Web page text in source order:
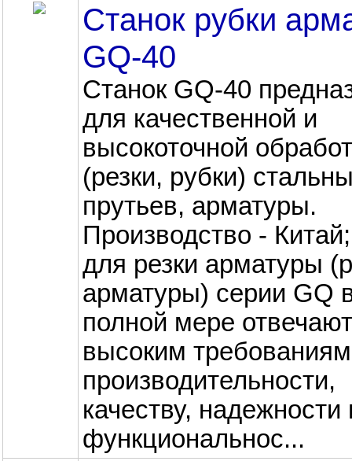
Станок рубки
GQ-40
Станок GQ-40
для качественной и
высокоточной
(резки, рубки)
прутьев, арматуры.
Производство -
для резки арматуры
арматуры) серии GQ
полной мере
высоким
производительности,
качеству, надежности
функциональнос...